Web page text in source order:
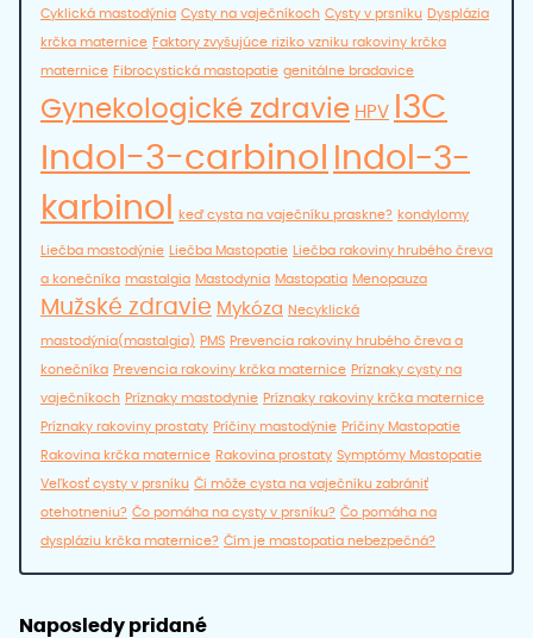
Cyklická mastodýnia Cysty na vaječníkoch Cysty v prsníku Dysplázia
krčka maternice Faktory zvyšujúce riziko vzniku rakoviny krčka
maternice Fibrocystická mastopatie genitálne bradavice
Gynekologické zdravie HPV I3C
Indol-3-carbinol
Indol-3-
karbinol
keď cysta na vaječníku praskne? kondylomy
Liečba mastodýnie Liečba Mastopatie Liečba rakoviny hrubého čreva
a konečníka mastalgia Mastodynia Mastopatia Menopauza
Mužské zdravie Mykóza Necyklická
mastodýnia(mastalgia) PMS Prevencia rakoviny hrubého čreva a
konečníka Prevencia rakoviny krčka maternice Príznaky cysty na
vaječníkoch Príznaky mastodynie Príznaky rakoviny krčka maternice
Príznaky rakoviny prostaty Príčiny mastodýnie Príčiny Mastopatie
Rakovina krčka maternice Rakovina prostaty Symptómy Mastopatie
Veľkosť cysty v prsníku Či môže cysta na vaječníku zabrániť
otehotneniu? Čo pomáha na cysty v prsníku? Čo pomáha na
dyspláziu krčka maternice? Čím je mastopatia nebezpečná?
Naposledy pridané